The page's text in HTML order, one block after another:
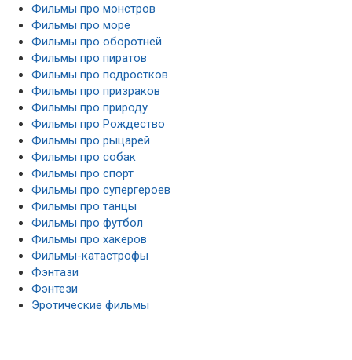
Фильмы про монстров
Фильмы про море
Фильмы про оборотней
Фильмы про пиратов
Фильмы про подростков
Фильмы про призраков
Фильмы про природу
Фильмы про Рождество
Фильмы про рыцарей
Фильмы про собак
Фильмы про спорт
Фильмы про супергероев
Фильмы про танцы
Фильмы про футбол
Фильмы про хакеров
Фильмы-катастрофы
Фэнтази
Фэнтези
Эротические фильмы